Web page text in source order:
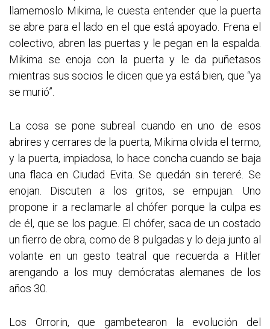
llamemoslo Mikima, le cuesta entender que la puerta
se abre para el lado en el que está apoyado. Frena el
colectivo, abren las puertas y le pegan en la espalda.
Mikima se enoja con la puerta y le da puñetasos
mientras sus socios le dicen que ya está bien, que “ya
se murió”.
La cosa se pone subreal cuando en uno de esos
abrires y cerrares de la puerta, Mikima olvida el termo,
y la puerta, impiadosa, lo hace concha cuando se baja
una flaca en Ciudad Evita. Se quedán sin tereré. Se
enojan. Discuten a los gritos, se empujan. Uno
propone ir a reclamarle al chófer porque la culpa es
de él, que se los pague. El chófer, saca de un costado
un fierro de obra, como de 8 pulgadas y lo deja junto al
volante en un gesto teatral que recuerda a Hitler
arengando a los muy demócratas alemanes de los
años 30.
Los Orrorin, que gambetearon la evolución del